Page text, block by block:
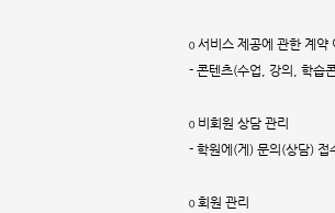
ο 서비스 제공에 관한 계약
- 콘텐츠(수업, 강의, 학습
ο 비회원 상담 관리
- 학원에(게) 문의(상담) 접
ο 회원 관리